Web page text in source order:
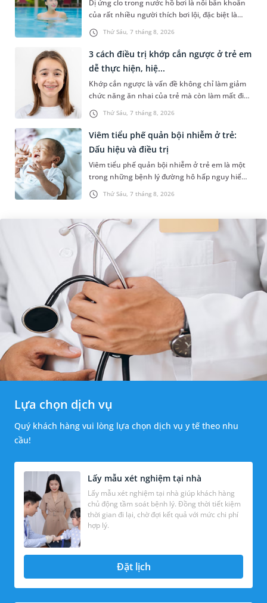
Thứ Sáu, 7 tháng 8, 2026
Dị ứng clo trong nước hồ bơi là nỗi băn khoăn
của rất nhiều người thích bơi lội, đặc biệt là
những trường hợp thường xuyên bơi ở những
hồ bơi nhân tạo. Bài v...
Thứ Sáu, 7 tháng 8, 2026
3 cách điều trị khớp cắn ngược ở trẻ em
dễ thực hiện, hiệ...
Khớp cắn ngược là vấn đề không chỉ làm giảm
chức năng ăn nhai của trẻ mà còn làm mất đi
sự cân đối của khuôn mặt. Do đó, cần khắc
phục sớm tình trạng này để...
Thứ Sáu, 7 tháng 8, 2026
Viêm tiểu phế quản bội nhiễm ở trẻ:
Dấu hiệu và điều trị
Viêm tiểu phế quản bội nhiễm ở trẻ em là một
trong những bệnh lý đường hô hấp nguy hiểm,
thường bùng phát vào thời điểm giao mùa. Khi
những tổn thương ban đầ...
Lựa chọn dịch vụ
Quý khách hàng vui lòng lựa chọn dịch vụ y tế theo nhu
cầu!
Lấy mẫu xét nghiệm tại nhà
Lấy mẫu xét nghiệm tại nhà giúp khách hàng
chủ động tầm soát bệnh lý. Đồng thời tiết kiệm
thời gian đi lại, chờ đợi kết quả với mức chi phí
hợp lý.
Đặt lịch